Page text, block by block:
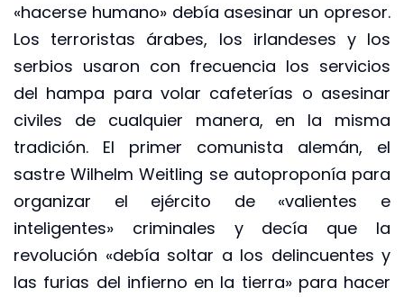
«hacerse humano» debía asesinar un opresor.
Los terroristas árabes, los irlandeses y los
serbios usaron con frecuencia los servicios
del hampa para volar cafeterías o asesinar
civiles de cualquier manera, en la misma
tradición. El primer comunista alemán, el
sastre Wilhelm Weitling se autoproponía para
organizar el ejército de «valientes e
inteligentes» criminales y decía que la
revolución «debía soltar a los delincuentes y
las furias del infierno en la tierra» para hacer